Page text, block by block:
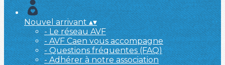
Nouvel arrivant▴▾
- Le réseau AVF
- AVF Caen vous accompagne
- Questions fréquentes (FAQ)
- Adhérer à notre association